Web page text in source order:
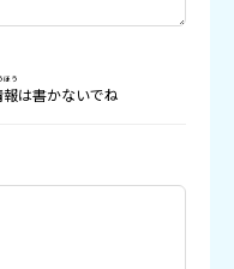
報
ほう
は書かないでね